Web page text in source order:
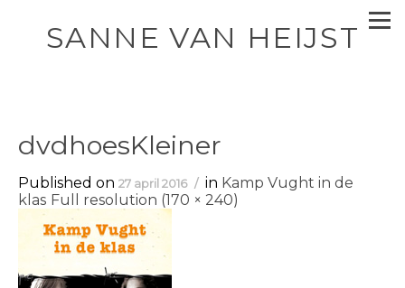
SANNE VAN HEIJST
dvdhoesKleiner
Published on 27 april 2016 in Kamp Vught in de
klas Full resolution (170 × 240)